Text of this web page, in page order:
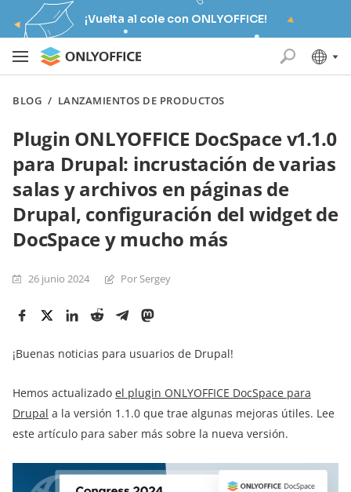
¡Vuelta al cole con ONLYOFFICE!
BLOG / LANZAMIENTOS DE PRODUCTOS
Plugin ONLYOFFICE DocSpace v1.1.0
para Drupal: incrustación de varias
salas y archivos en páginas de
Drupal, configuración del widget de
DocSpace y mucho más
26 junio 2024 Por Sergey
¡Buenas noticias para usuarios de Drupal!
Hemos actualizado el plugin ONLYOFFICE DocSpace para
Drupal a la versión 1.1.0 que trae algunas mejoras útiles. Lee
este artículo para saber más sobre la nueva versión.